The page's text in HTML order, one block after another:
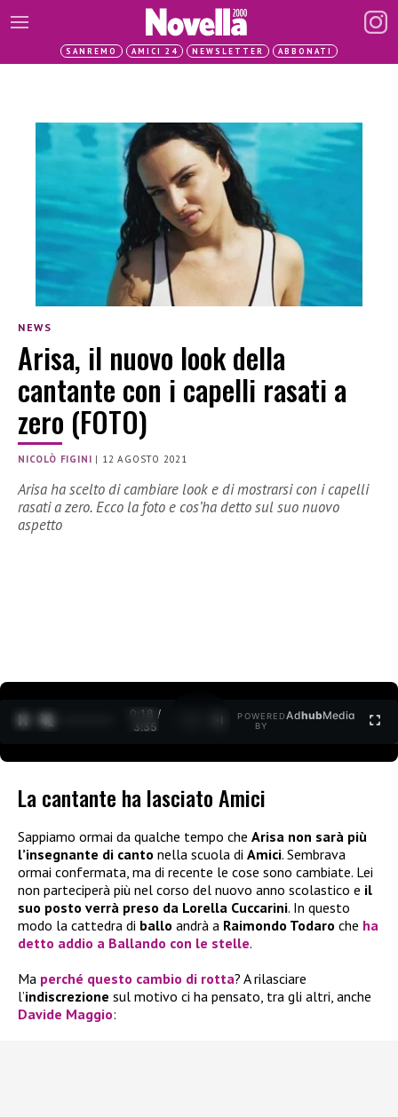
SANREMO AMICI 24 NEWSLETTER ABBONATI
NEWS
Arisa, il nuovo look della
cantante con i capelli rasati a
zero (FOTO)
NICOLÒ FIGINI | 12 AGOSTO 2021
Arisa ha scelto di cambiare look e di mostrarsi con i capelli
rasati a zero. Ecco la foto e cos’ha detto sul suo nuovo
aspetto
0:18 /
3:35
POWERED
BY
AdhubMedia
La cantante ha lasciato Amici
Sappiamo ormai da qualche tempo che Arisa non sarà più
l’insegnante di canto nella scuola di Amici. Sembrava
ormai confermata, ma di recente le cose sono cambiate. Lei
non parteciperà più nel corso del nuovo anno scolastico e il
suo posto verrà preso da Lorella Cuccarini. In questo
modo la cattedra di ballo andrà a Raimondo Todaro che ha
detto addio a Ballando con le stelle.
Ma perché questo cambio di rotta? A rilasciare
l’indiscrezione sul motivo ci ha pensato, tra gli altri, anche
Davide Maggio: